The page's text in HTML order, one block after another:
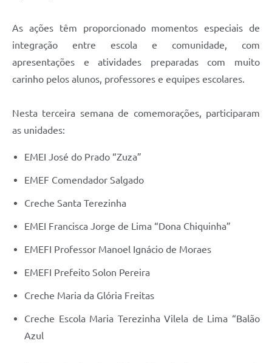
As ações têm proporcionado momentos especiais de
integração entre escola e comunidade, com
apresentações e atividades preparadas com muito
carinho pelos alunos, professores e equipes escolares.
Nesta terceira semana de comemorações, participaram
as unidades:
EMEI José do Prado “Zuza”
EMEF Comendador Salgado
Creche Santa Terezinha
EMEI Francisca Jorge de Lima “Dona Chiquinha”
EMEFI Professor Manoel Ignácio de Moraes
EMEFI Prefeito Solon Pereira
Creche Maria da Glória Freitas
Creche Escola Maria Terezinha Vilela de Lima “Balão
Azul